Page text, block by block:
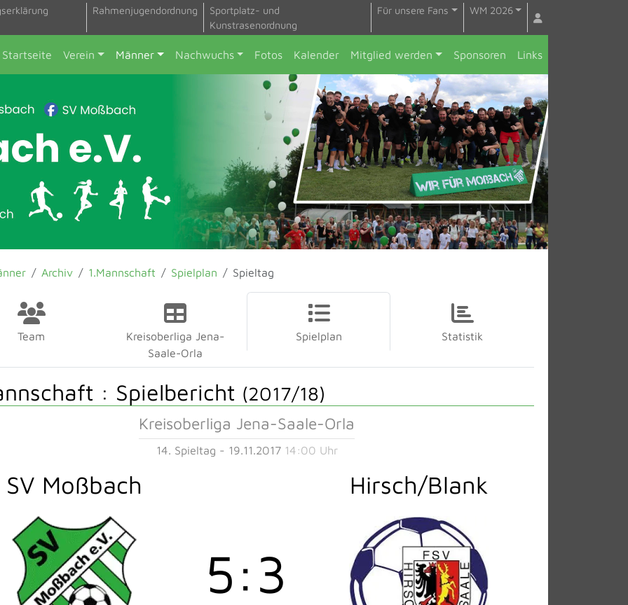
Rahmenjugendordnung
Sportplatz- und
Kunstrasenordnung
Für unsere Fans WM 2026
Startseite Verein Männer Nachwuchs Fotos Kalender Mitglied werden Sponsoren Links
Archiv 1.Mannschaft Spielplan Spieltag
Team
Kreisoberliga Jena-
Saale-Orla
Spielplan Statistik
: Spielbericht (2017/18)
Kreisoberliga Jena-Saale-Orla
14. Spieltag - 19.11.2017 14:00 Uhr
SV Moßbach Hirsch/Blank
5:3